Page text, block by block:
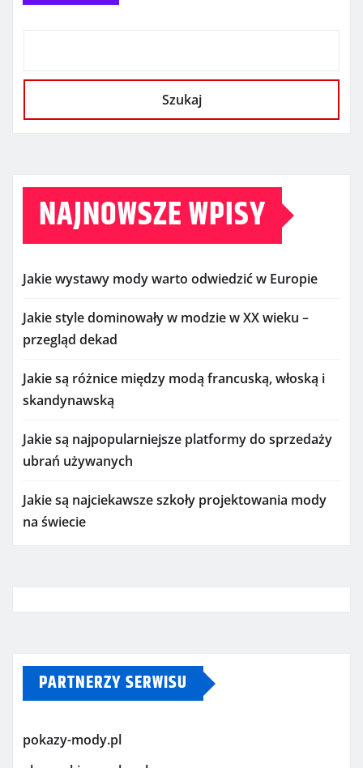
Szukaj
NAJNOWSZE WPISY
Jakie wystawy mody warto odwiedzić w Europie
Jakie style dominowały w modzie w XX wieku –
przegląd dekad
Jakie są różnice między modą francuską, włoską i
skandynawską
Jakie są najpopularniejsze platformy do sprzedaży
ubrań używanych
Jakie są najciekawsze szkoły projektowania mody
na świecie
PARTNERZY SERWISU
pokazy-mody.pl